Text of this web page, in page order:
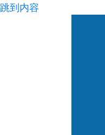
跳到内容